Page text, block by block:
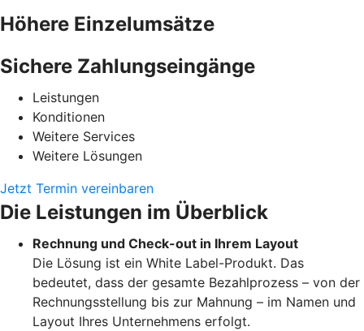
Höhere Einzelumsätze
Sichere Zahlungseingänge
Leistungen
Konditionen
Weitere Services
Weitere Lösungen
Jetzt Termin vereinbaren
Die Leistungen im Überblick
Rechnung und Check-out in Ihrem Layout
Die Lösung ist ein White Label-Produkt. Das
bedeutet, dass der gesamte Bezahlprozess – von der
Rechnungsstellung bis zur Mahnung – im Namen und
Layout Ihres Unternehmens erfolgt.